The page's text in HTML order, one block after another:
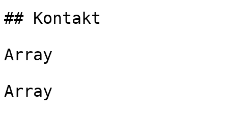
## Kontakt
Array
Array